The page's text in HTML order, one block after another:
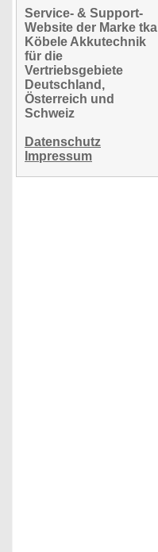
Service- & Support-
Website der Marke tka
Köbele Akkutechnik
für die
Vertriebsgebiete
Deutschland,
Österreich und
Schweiz
Datenschutz
Impressum